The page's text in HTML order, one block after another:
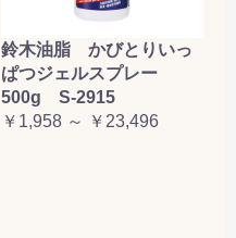
鈴木油脂 かびとりいっ
ぱつジェルスプレー
500g S-2915
￥1,958 ～ ￥23,496